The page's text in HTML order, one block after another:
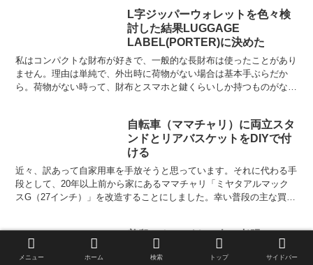
L字ジッパーウォレットを色々検
討した結果LUGGAGE
LABEL(PORTER)に決めた
私はコンパクトな財布が好きで、一般的な長財布は使ったことがあり
ません。理由は単純で、外出時に荷物がない場合は基本手ぶらだか
ら。荷物がない時って、財布とスマホと鍵くらいしか持つものがない
自転車（ママチャリ）に両立スタ
ンドとリアバスケットをDIYで付
ける
近々、訳あって自家用車を手放そうと思っています。それに代わる手
段として、20年以上前から家にあるママチャリ「ミヤタアルマック
スG（27インチ）」を改造することにしました。幸い普段の主な買い
普段からメガネの人の老眼には、
跳ね上げ式老眼鏡が便利なんじゃ
メニュー ホーム 検索 トップ サイドバー